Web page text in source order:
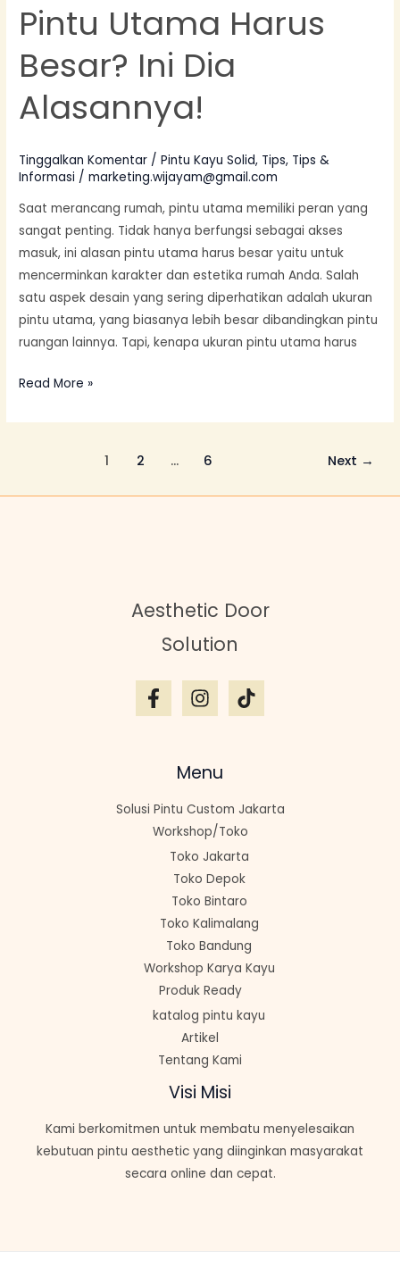
Pintu Utama Harus
Besar? Ini Dia
Alasannya!
Tinggalkan Komentar /Pintu Kayu Solid, Tips, Tips &
Informasi /marketing.wijayam@gmail.com
Saat merancang rumah, pintu utama memiliki peran yang
sangat penting. Tidak hanya berfungsi sebagai akses
masuk, ini alasan pintu utama harus besar yaitu untuk
mencerminkan karakter dan estetika rumah Anda. Salah
satu aspek desain yang sering diperhatikan adalah ukuran
pintu utama, yang biasanya lebih besar dibandingkan pintu
ruangan lainnya. Tapi, kenapa ukuran pintu utama harus
Harus
Besar?
Ini
Alasannya!
Read More »
1 2 … 6 Next →
Aesthetic Door
Solution
Menu
Solusi Pintu Custom Jakarta
Workshop/Toko
Toko Jakarta
Toko Depok
Toko Bintaro
Toko Kalimalang
Toko Bandung
Workshop Karya Kayu
Produk Ready
katalog pintu kayu
Artikel
Tentang Kami
Visi Misi
Kami berkomitmen untuk membatu menyelesaikan
kebutuan pintu aesthetic yang diinginkan masyarakat
secara online dan cepat.